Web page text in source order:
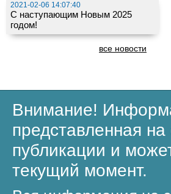
2021-02-06 14:07:40
С наступающим Новым 2025
годом!
все новости
Внимание!
представленная
публикации и
текущий момент.